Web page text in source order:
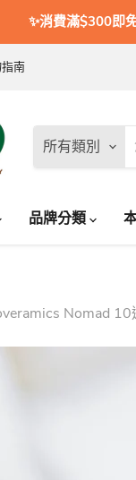
✨消費滿$300即
南
所有類別
品牌分類
Nomad